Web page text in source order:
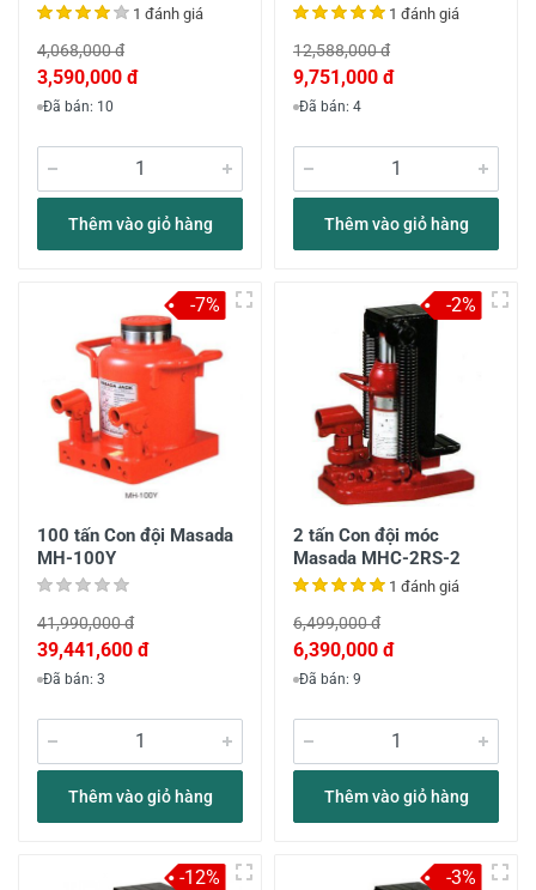
1 đánh giá
4,068,000 đ
3,590,000 đ
Đã bán: 10
Thêm vào giỏ hàng
1 đánh giá
12,588,000 đ
9,751,000 đ
Đã bán: 4
Thêm vào giỏ hàng
100 tấn Con đội Masada
MH-100Y
41,990,000 đ
39,441,600 đ
Đã bán: 3
Thêm vào giỏ hàng
-7%
2 tấn Con đội móc
Masada MHC-2RS-2
1 đánh giá
6,499,000 đ
6,390,000 đ
Đã bán: 9
Thêm vào giỏ hàng
-2%
-12% -3%